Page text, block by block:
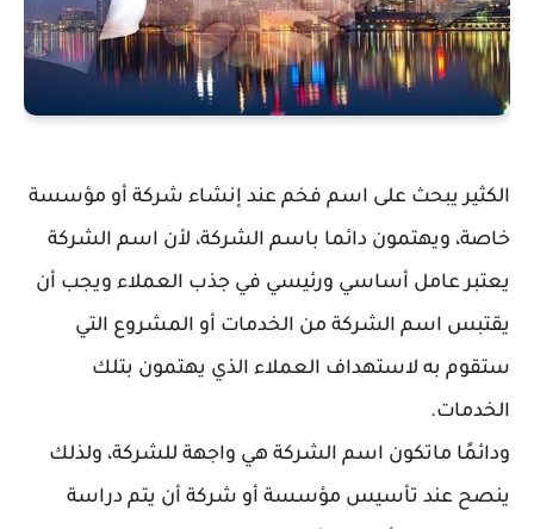
الكثير يبحث على اسم فخم عند إنشاء شركة أو مؤسسة
خاصة، ويهتمون دائما باسم الشركة، لأن اسم الشركة
يعتبر عامل أساسي ورئيسي في جذب العملاء ويجب أن
يقتبس اسم الشركة من الخدمات أو المشروع التي
ستقوم به لاستهداف العملاء الذي يهتمون بتلك
الخدمات.
ودائمًا ماتكون اسم الشركة هي واجهة للشركة، ولذلك
ينصح عند تأسيس مؤسسة أو شركة أن يتم دراسة